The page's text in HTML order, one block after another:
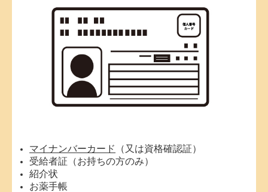
マイナンバーカード
（又は資格確認証）
受給者証（お持ちの方のみ）
紹介状
お薬手帳